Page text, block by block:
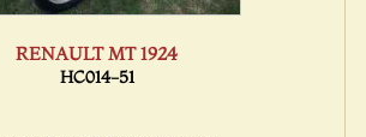
RENAULT MT 1924
HC014-51